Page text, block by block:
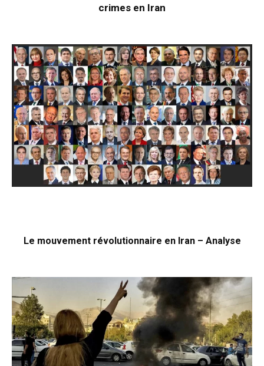
crimes en Iran
Le mouvement révolutionnaire en Iran – Analyse